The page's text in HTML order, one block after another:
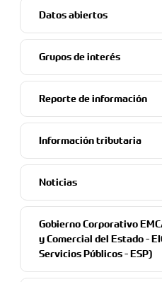
Datos abiertos
Grupos de interés
Reporte de información
Información tributaria
Noticias
Gobierno Corporativo
y Comercial del Estado -
Servicios Públicos - ESP)